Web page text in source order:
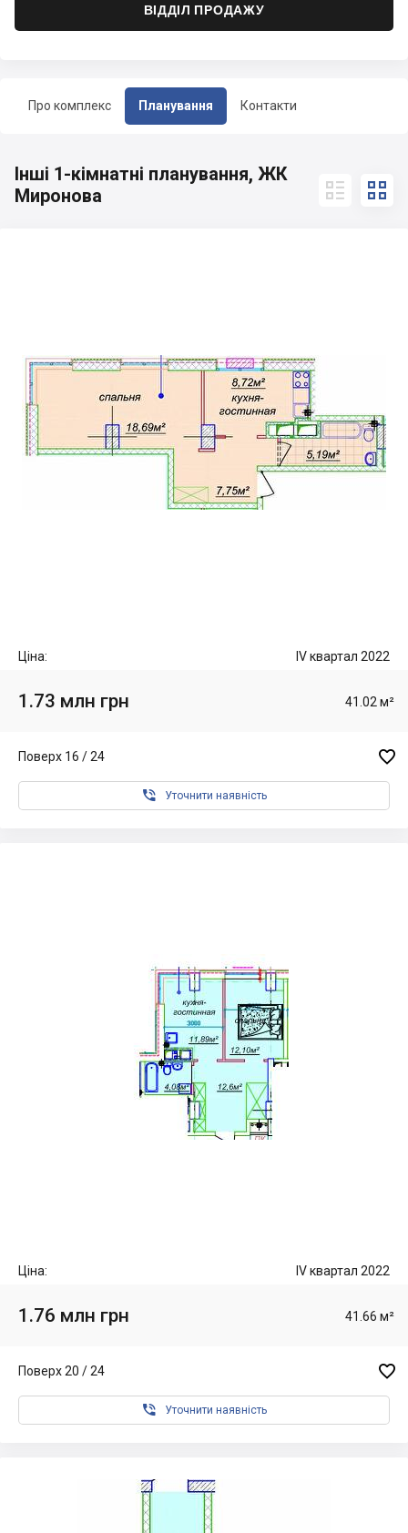
Про комплекс Планування Контакти
ВІДДІЛ ПРОДАЖУ
Інші 1-кімнатні планування, ЖК
Миронова
 
Ціна: IV квартал 2022
1.73 млн грн 41.02 м²
Поверх 16 / 24 
 Уточнити наявність
Ціна: IV квартал 2022
1.76 млн грн 41.66 м²
Поверх 20 / 24 
 Уточнити наявність